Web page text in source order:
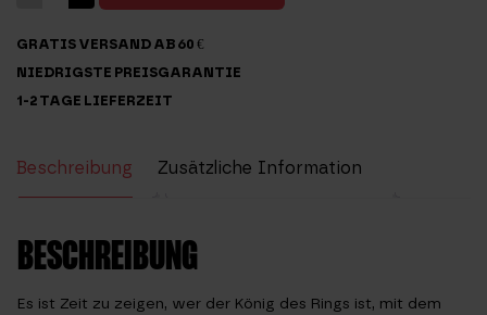
Fight
Club
GRATIS VERSAND AB 60 €
NIEDRIGSTE PREISGARANTIE
1-2 TAGE LIEFERZEIT
Beschreibung
Zusätzliche Information
BESCHREIBUNG
Es ist Zeit zu zeigen, wer der König des Rings ist, mit dem